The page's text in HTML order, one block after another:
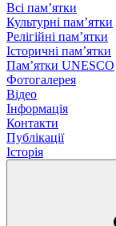
Всі пам’ятки
Культурні пам’ятки
Релігійні пам’ятки
Історичні пам’ятки
Пам’ятки UNESCO
Фотогалерея
Відео
Інформація
Контакти
Публікації
Історія